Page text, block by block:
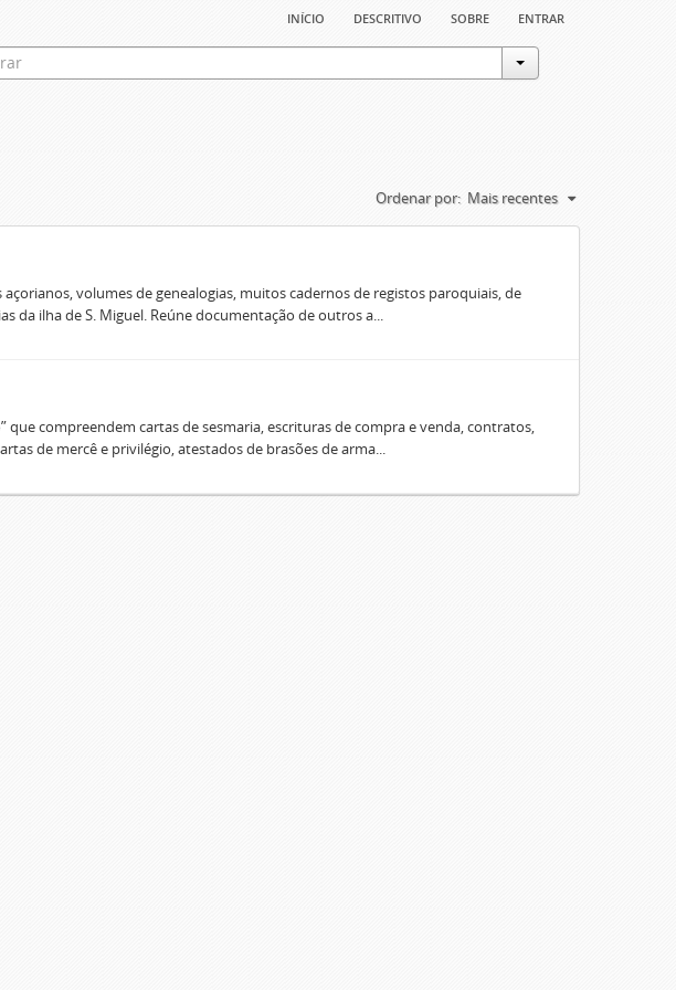
início descritivo sobre entrar
Ordenar por: Mais recentes
volumes de genealogias, muitos cadernos de registos paroquiais, de
da ilha de S. Miguel. Reúne documentação de outros a...
que compreendem cartas de sesmaria, escrituras de compra e venda, contratos,
de mercê e privilégio, atestados de brasões de arma...